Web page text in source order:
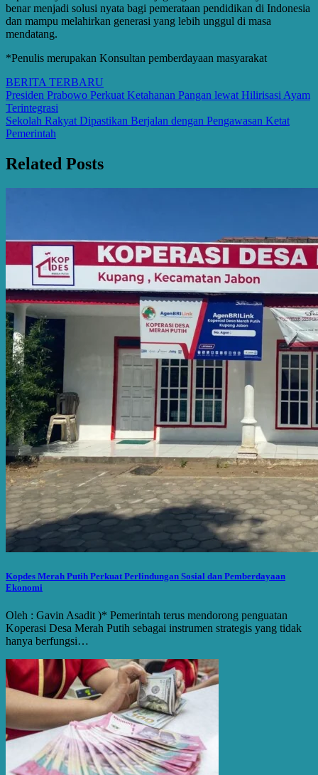
benar menjadi solusi nyata bagi pemerataan pendidikan di Indonesia
dan mampu melahirkan generasi yang lebih unggul di masa
mendatang.
*Penulis merupakan Konsultan pemberdayaan masyarakat
BERITA TERBARU
Post
navigation
Presiden Prabowo Perkuat Ketahanan Pangan lewat Hilirisasi Ayam
Terintegrasi
Sekolah Rakyat Dipastikan Berjalan dengan Pengawasan Ketat
Pemerintah
Related Posts
Kopdes Merah Putih Perkuat Perlindungan Sosial dan Pemberdayaan
Ekonomi
Oleh : Gavin Asadit )* Pemerintah terus mendorong penguatan
Koperasi Desa Merah Putih sebagai instrumen strategis yang tidak
hanya berfungsi…